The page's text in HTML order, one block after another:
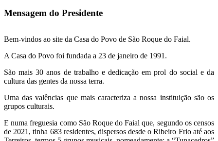
Mensagem do Presidente
Bem-vindos ao site da Casa do Povo de São Roque do Faial.
A Casa do Povo foi fundada a 23 de janeiro de 1991.
São mais 30 anos de trabalho e dedicação em prol do social e da
cultura das gentes da nossa terra.
Uma das valências que mais caracteriza a nossa instituição são os
grupos culturais.
E numa freguesia como São Roque do Faial que, segundo os censos
de 2021, tinha 683 residentes, dispersos desde o Ribeiro Frio até aos